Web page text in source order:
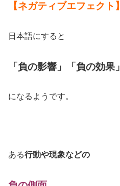
【ネガティブエフェクト】
日本語にすると
「負の影響」「負の効果」
になるようです。
ある行動や現象などの